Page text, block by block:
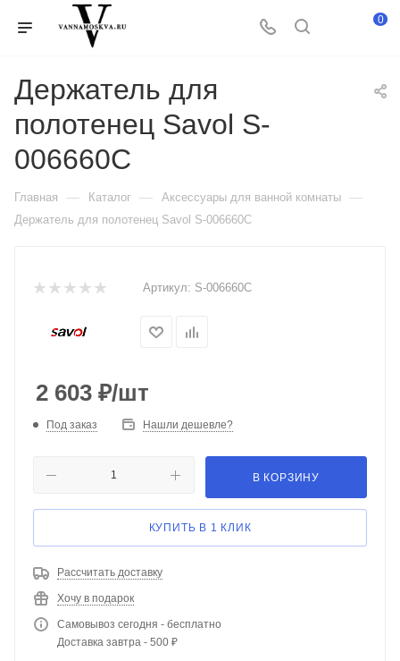
0
Держатель для
полотенец Savol S-
006660C
Главная — Каталог — Аксессуары для ванной комнаты —
Держатель для полотенец Savol S-006660C
Артикул: S-006660C
2 603 ₽/шт
Под заказ Нашли дешевле?
В КОРЗИНУ
КУПИТЬ В 1 КЛИК
Рассчитать доставку
Хочу в подарок
Самовывоз сегодня - бесплатно
Доставка завтра - 500 ₽